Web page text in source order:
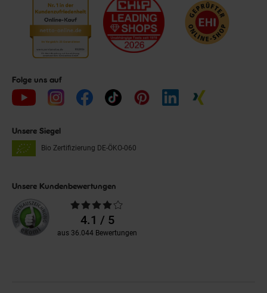
Folge uns auf
Unsere Siegel
Bio Zertifizierung DE-ÖKO-060
Unsere Kundenbewertungen
Durchschnittliche
Bewertungen4.1 / 5
aus 36.044 Bewertungen